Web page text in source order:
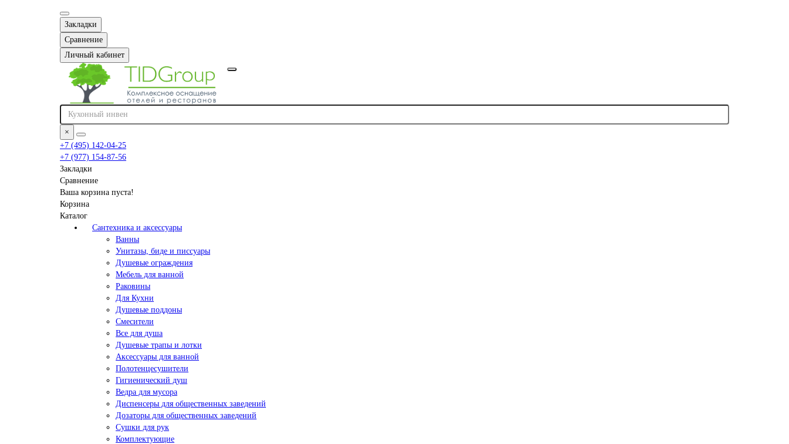
Закладки
Сравнение
Личный кабинет
×
+7 (495) 142-04-25
+7 (977) 154-87-56
Закладки
Сравнение
Ваша корзина пуста!
Корзина
Каталог
Сантехника и аксессуары
Ванны
Унитазы, биде и писсуары
Душевые ограждения
Мебель для ванной
Раковины
Для Кухни
Душевые поддоны
Смесители
Все для душа
Душевые трапы и лотки
Аксессуары для ванной
Полотенцесушители
Гигиенический душ
Ведра для мусора
Диспенсеры для общественных заведений
Дозаторы для общественных заведений
Сушки для рук
Комплектующие